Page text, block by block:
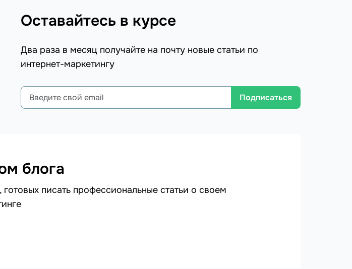
Оставайтесь в курсе
Два раза в месяц получайте на почту новые статьи по
интернет-маркетингу
Подписаться
блога
писать профессиональные статьи о своем